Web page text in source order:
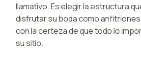
llamativo. Es elegir la estructura
disfrutar su boda como
con la certeza de que todo lo
su sitio.